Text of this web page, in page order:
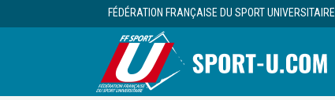
FÉDÉRATION FRANÇAISE DU SPORT UNIVERSITAIRE